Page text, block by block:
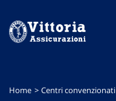
menu
contenuto
footer
Home Centri convenzionati